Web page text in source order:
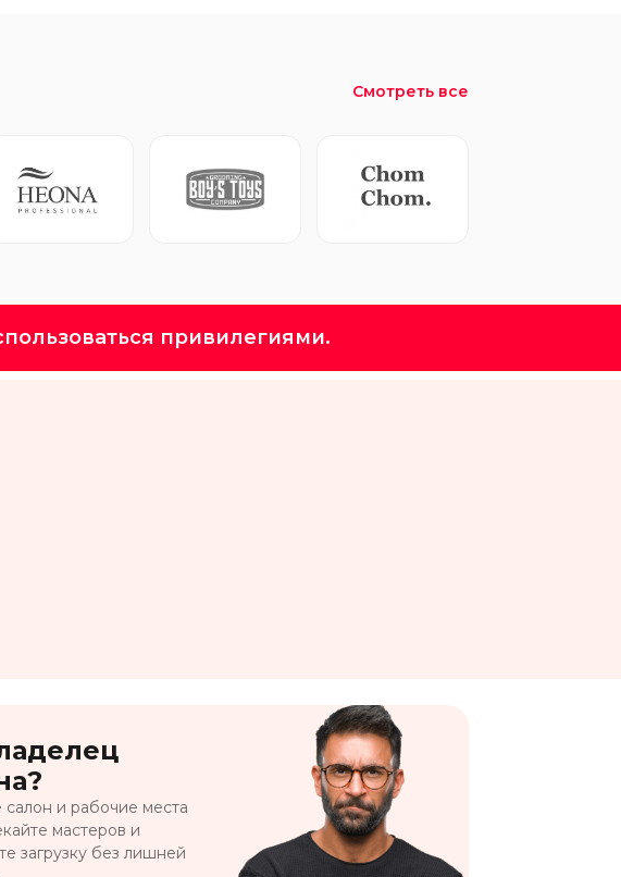
Смотреть все
привилегиями.
салон и рабочие места
мастеров и
загрузку без лишней